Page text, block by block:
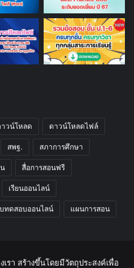
วน์โหลด ดาวน์โหลดไฟล์
สพฐ. สภาการศึกษา
สื่อการสอนฟรี
เรียนออนไลน์
ทดสอบออนไลน์ แผนการสอน
รา สร้างขึ้นโดยมีวัตถุประสงค์เพื่อ